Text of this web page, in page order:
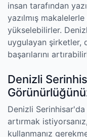
insan tarafından
yazılmış
yükselebilirler.
uygulayan şirketler,
başarılarını
Denizli
Denizli
artırmak
kullanmanız